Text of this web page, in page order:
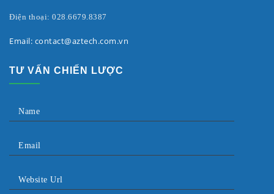
Điện thoại: 028.6679.8387
Email: contact@aztech.com.vn
TƯ VẤN CHIẾN LƯỢC